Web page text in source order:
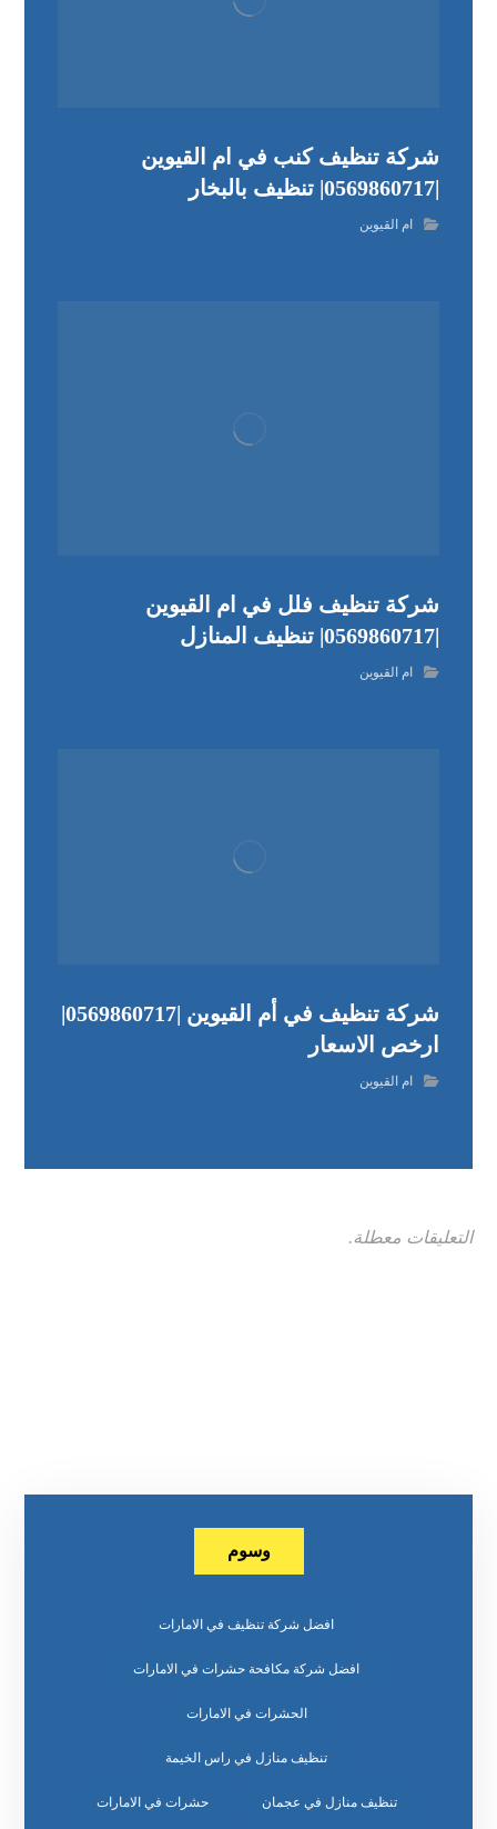
شركة تنظيف كنب في ام القيوين
|0569860717| تنظيف بالبخار
ام القيوين
شركة تنظيف فلل في ام القيوين
|0569860717| تنظيف المنازل
ام القيوين
شركة تنظيف في أم القيوين |0569860717|
ارخص الاسعار
ام القيوين
التعليقات معطلة.
وسوم
افضل شركة تنظيف في الامارات
افضل شركة مكافحة حشرات في الامارات
الحشرات في الامارات
تنظيف منازل في راس الخيمة
تنظيف منازل في عجمان حشرات في الامارات